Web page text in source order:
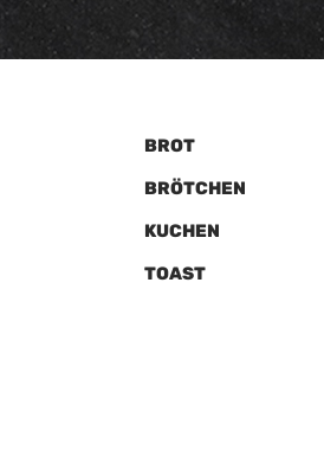
BROT
BRÖTCHEN
KUCHEN
TOAST